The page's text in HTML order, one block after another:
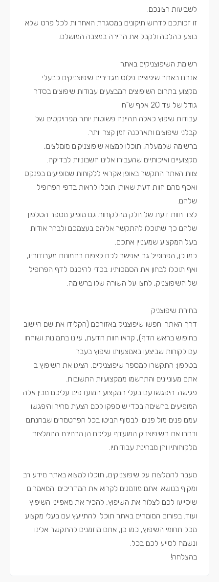
לשביעות רצונכם.
זו זכותכם לדרוש תיקונים במסגרת האחריות לכל פרט שלא
בוצע כהלכה ולקבל את הדירה במצבה המושלם.
רשימת השיפוצניקים באתר
אנחנו באתר שיפוצים פלוס מגדירים שיפוצניקים כבעלי
מקצוע בתחום השיפוצים המבצעים עבודות שיפוצים בסדר
גודל של עד 20 אלף ש"ח.
עבודות שיפוץ כאלה תהיינה פשוטות יותר מפרויקטים של
קבלני שיפוצים ותארכנה זמן קצר יותר.
ברשימה שלמעלה, תוכלו למצוא שיפוצניקים מומלצים,
מקצועיים ואיכותיים שהעבירו אלינו חשבוניות לבדיקה.
צוות האתר התקשר באופן אקראי ללקוחות שמופיעים בפנקס
ואסף מהם חוות דעת שאותן תוכלו לראות בדפי הפרופיל
שלהם.
לצד חוות דעת של חלק מהלקוחות גם מופיע מספר הטלפון
שלהם כך שתוכלו להתקשר אליהם בעצמכם ולברר אודות
בעל המקצוע שמעניין אתכם.
כמו כן, הפרופיל גם יאפשר לכם לצפות בתמונות מעבודותיו,
ואף תוכלו לבחון את הסמכותיו. בכדי להיכנס לדף הפרופיל
של השיפוצניק, לחצו על השורה שלו ברשימה.
בחירת שיפוצניק
דרך האתר: חפשו שיפוצניק באזורכם (הקלידו את שם היישוב
בחיפוש בראש הדף), קראו חוות הדעת, עיינו בתמונות ושוחחו
עם לקוחות שביצעו באמצעותו שיפוץ בעבר.
בטלפון: התקשרו למספר שיפוצניקים, הציגו את השיפוץ בו
אתם מעוניינים והתרשמו ממקצועיות התשובות.
פגישה: היפגשו עם בעלי המקצוע המועדפים עליכם מבין אלה
המופיעים ברשימה בכדי שיספקו לכם הצעת מחיר והיפגשו
עמם פנים מול פנים. לבסוף הביטו בכל הפרטמרים שבחנתם
ובחרו את השיפוצניק המועדף עליכם הן מבחינת ההמלצות
מלקוחותיו והן מבחינת עבודותיו.
מעבר להמלצות על שיפוצניקים, תוכלו למצוא באתר מידע רב
ומקיף בנושא. אתם מוזמנים לקרוא את המדריכים והמאמרים
שיסייעו לכם לצלוח את השיפוץ, להכיר את מאפייני השיפוץ
ועוד. בפורום המומחים באתר תוכלו להתייעץ עם בעלי מקצוע
מכל תחומי השיפוץ, כמו כן, אתם מוזמנים להתקשר אלינו
ונשמח לסייע לכם בכל.
בהצלחה!